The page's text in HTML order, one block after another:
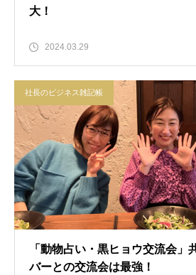
大！
2024.03.29
社長のビジネス雑記帳
「動物占い・黒ヒョウ交流会」
バーとの交流会は最強！